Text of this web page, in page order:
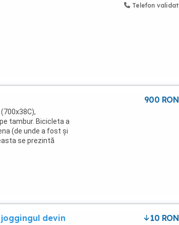
Telefon validat
tambur. Bicicleta a
(de unde a fost și
se prezintă
900 RON
devin
10 RON